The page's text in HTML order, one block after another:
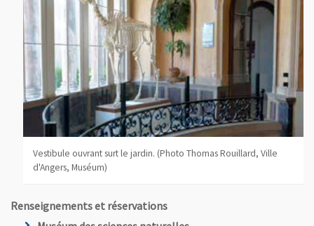
Vestibule ouvrant surt le jardin. (Photo Thomas Rouillard, Ville
d'Angers, Muséum)
Renseignements et réservations